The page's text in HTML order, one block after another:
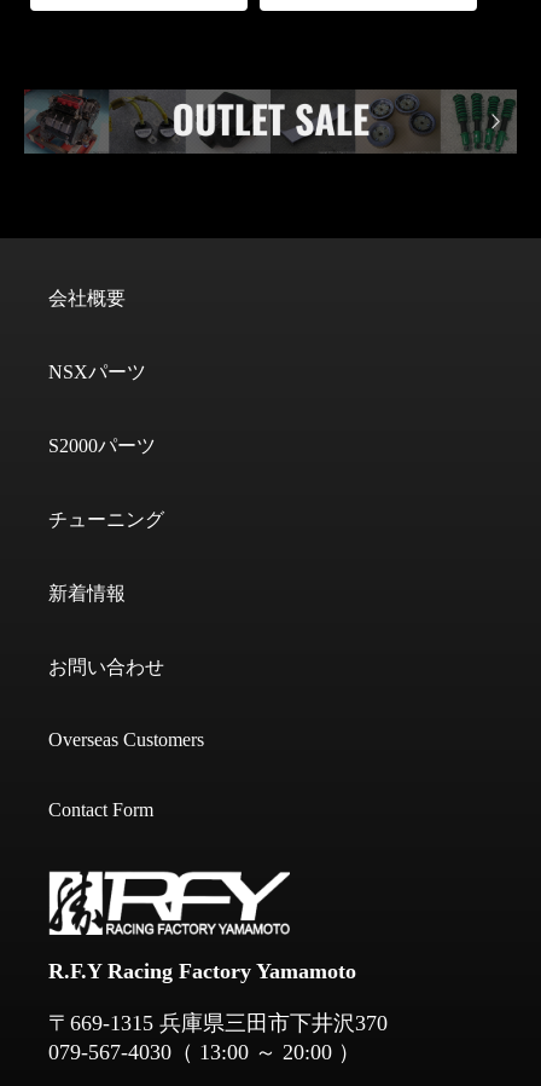
R.F.Y Racing Factory Yamamoto
​​​​​​​〒669-1315 兵庫県三田市下井沢370
079-567-4030（ 13:00 ～ 20:00 ）
会社概要
NSXパーツ
S2000パーツ
チューニング
新着情報
お問い合わせ
Overseas Customers
Contact Form